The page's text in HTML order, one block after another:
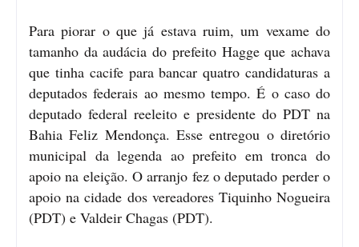
Para piorar o que já estava ruim, um vexame do
tamanho da audácia do prefeito Hagge que achava
que tinha cacife para bancar quatro candidaturas a
deputados federais ao mesmo tempo. É o caso do
deputado federal reeleito e presidente do PDT na
Bahia Feliz Mendonça. Esse entregou o diretório
municipal da legenda ao prefeito em tronca do
apoio na eleição. O arranjo fez o deputado perder o
apoio na cidade dos vereadores Tiquinho Nogueira
(PDT) e Valdeir Chagas (PDT).